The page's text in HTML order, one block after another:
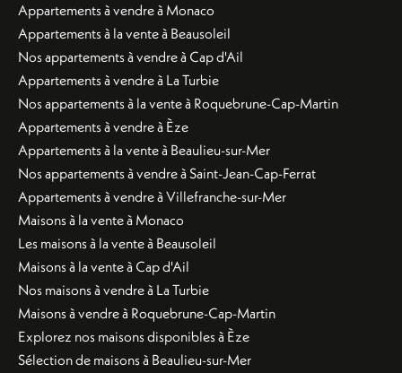
Appartements à vendre à Monaco
Appartements à la vente à Beausoleil
Nos appartements à vendre à Cap d'Ail
Appartements à vendre à La Turbie
Nos appartements à la vente à Roquebrune-Cap-Martin
Appartements à vendre à Èze
Appartements à la vente à Beaulieu-sur-Mer
Nos appartements à vendre à Saint-Jean-Cap-Ferrat
Appartements à vendre à Villefranche-sur-Mer
Maisons à la vente à Monaco
Les maisons à la vente à Beausoleil
Maisons à la vente à Cap d'Ail
Nos maisons à vendre à La Turbie
Maisons à vendre à Roquebrune-Cap-Martin
Explorez nos maisons disponibles à Èze
Sélection de maisons à Beaulieu-sur-Mer